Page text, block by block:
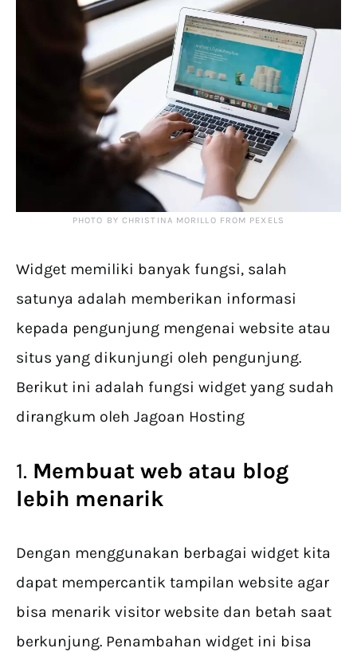
PHOTO BY CHRISTINA MORILLO FROM PEXELS
Widget memiliki banyak fungsi, salah
satunya adalah memberikan informasi
kepada pengunjung mengenai website atau
situs yang dikunjungi oleh pengunjung.
Berikut ini adalah fungsi widget yang sudah
dirangkum oleh Jagoan Hosting
1. Membuat web atau blog
lebih menarik
Dengan menggunakan berbagai widget kita
dapat mempercantik tampilan website agar
bisa menarik visitor website dan betah saat
berkunjung. Penambahan widget ini bisa